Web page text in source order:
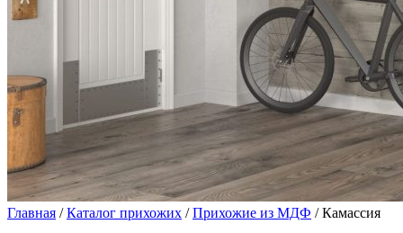
Главная /Каталог прихожих /Прихожие из МДФ / Камассия